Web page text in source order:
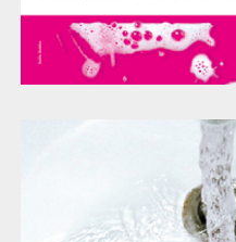
Misereor Aufkleber Aktion